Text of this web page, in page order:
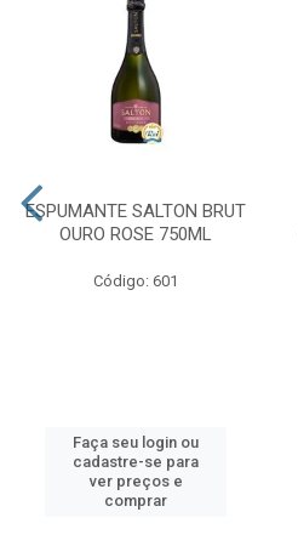
ESPUMANTE SALTON BRUT
OURO ROSE 750ML
Código: 601
Faça seu login ou
cadastre-se para
ver preços e
comprar